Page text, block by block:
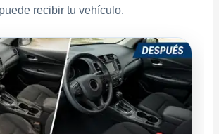
puede recibir tu vehículo.